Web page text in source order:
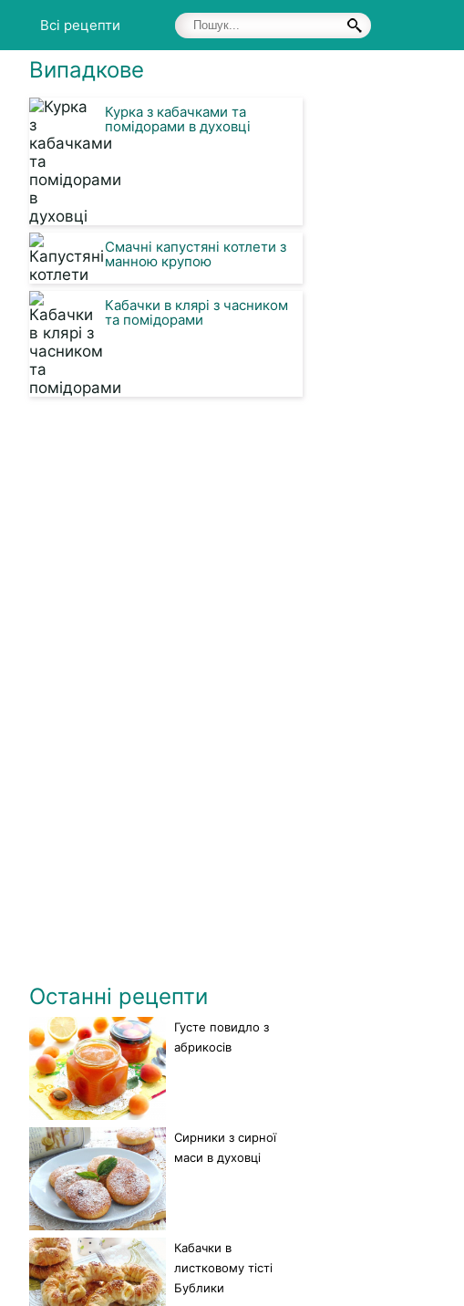
Всі рецепти
Випадкове
Курка з кабачками та
помідорами в духовці
Смачні капустяні котлети з
манною крупою
Кабачки в клярі з часником
та помідорами
Останні рецепти
Густе повидло з
абрикосів
Сирники з сирної
маси в духовці
Кабачки в
листковому тісті
Бублики